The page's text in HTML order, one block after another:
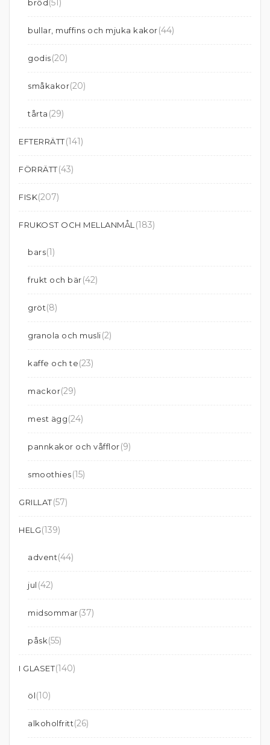
bröd (51)
bullar, muffins och mjuka kakor(44)
godis(20)
småkakor(20)
tårta (29)
EFTERRÄTT(141)
FÖRRÄTT(43)
FISK(207)
FRUKOST OCH MELLANMÅL (183)
bars(1)
frukt och bär(42)
gröt(8)
granola och musli(2)
kaffe och te(23)
mackor(29)
mest ägg(24)
pannkakor och våfflor(9)
smoothies(15)
GRILLAT(57)
HELG(139)
advent(44)
jul (42)
midsommar(37)
påsk(55)
I GLASET(140)
öl(10)
alkoholfritt(26)